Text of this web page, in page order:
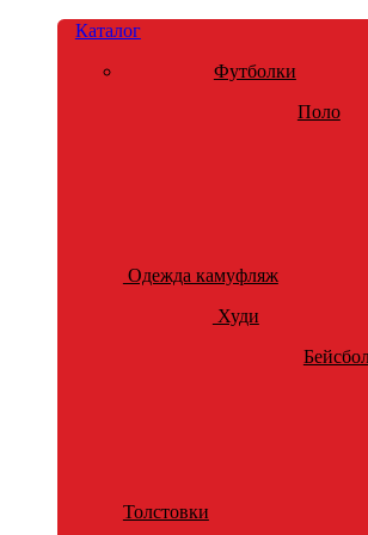
Каталог
Футболки
Поло
Одежда камуфляж
Худи
Толстовки